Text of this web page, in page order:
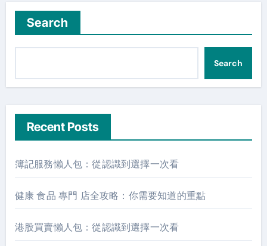
Search
Search
Recent Posts
簿記服務懶人包：從認識到選擇一次看
健康 食品 專門 店全攻略：你需要知道的重點
港股買賣懶人包：從認識到選擇一次看